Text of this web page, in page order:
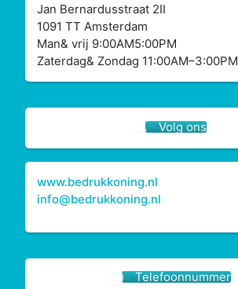
Jan Bernardusstraat 2II
1091 TT Amsterdam
Man& vrij 9:00AM5:00PM
Zaterdag& Zondag 11:00AM–3:00PM
Volg ons
www.bedrukkoning.nl
info@bedrukkoning.nl
Telefoonnummer